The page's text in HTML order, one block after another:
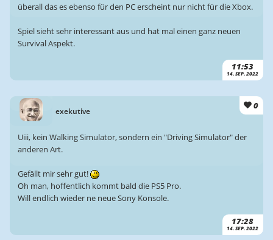
11:53
14. SEP. 2022
überall das es ebenso für den PC erscheint nur nicht für die Xbox.
Spiel sieht sehr interessant aus und hat mal einen ganz neuen
Survival Aspekt.
exekutive
0
17:28
14. SEP. 2022
Uiii, kein Walking Simulator, sondern ein "Driving Simulator" der
anderen Art.
Gefällt mir sehr gut!
Oh man, hoffentlich kommt bald die PS5 Pro.
Will endlich wieder ne neue Sony Konsole.